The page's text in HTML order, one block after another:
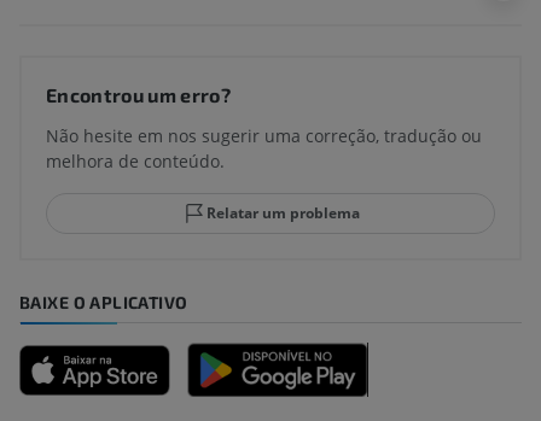
Encontrou um erro?
Não hesite em nos sugerir uma correção, tradução ou
melhora de conteúdo.
Relatar um problema
BAIXE O APLICATIVO